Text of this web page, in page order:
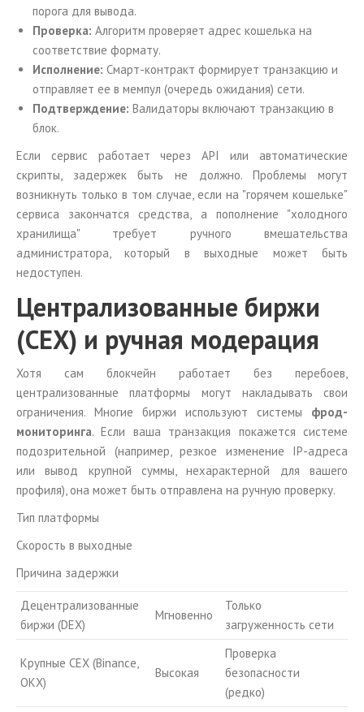
порога для вывода.
Проверка: Алгоритм проверяет адрес кошелька на
соответствие формату.
Исполнение: Смарт-контракт формирует транзакцию и
отправляет ее в мемпул (очередь ожидания) сети.
Подтверждение: Валидаторы включают транзакцию в
блок.
Если сервис работает через API или автоматические
скрипты, задержек быть не должно. Проблемы могут
возникнуть только в том случае, если на "горячем кошельке"
сервиса закончатся средства, а пополнение "холодного
хранилища" требует ручного вмешательства
администратора, который в выходные может быть
недоступен.
Централизованные биржи
(CEX) и ручная модерация
Хотя сам блокчейн работает без перебоев,
централизованные платформы могут накладывать свои
ограничения. Многие биржи используют системы фрод-
мониторинга. Если ваша транзакция покажется системе
подозрительной (например, резкое изменение IP-адреса
или вывод крупной суммы, нехарактерной для вашего
профиля), она может быть отправлена на ручную проверку.
Тип платформы
Скорость в выходные
Причина задержки
Децентрализованные
биржи (DEX)
Мгновенно
Только
загруженность сети
Крупные CEX (Binance,
OKX)
Высокая
Проверка
безопасности
(редко)